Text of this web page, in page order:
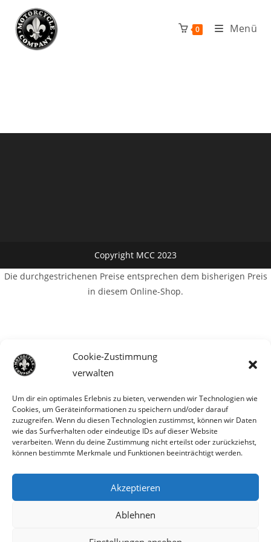
Cookie-Zustimmung
verwalten
Um dir ein optimales Erlebnis zu bieten, verwenden wir Technologien wie
Cookies, um Geräteinformationen zu speichern und/oder darauf
zuzugreifen. Wenn du diesen Technologien zustimmst, können wir Daten
wie das Surfverhalten oder eindeutige IDs auf dieser Website
verarbeiten. Wenn du deine Zustimmung nicht erteilst oder zurückziehst,
können bestimmte Merkmale und Funktionen beeinträchtigt werden.
Akzeptieren
Ablehnen
Parts für Harley Davidson, Indian und
Inhalt
springen
0 Menü
Copyright MCC 2023
Die durchgestrichenen Preise entsprechen dem bisherigen Preis
in diesem Online-Shop.